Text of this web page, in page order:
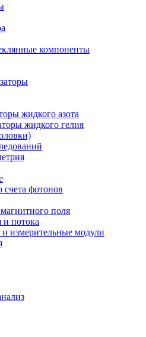
компоненты
жидкого азота
жидкого гелия
фотонов
поля
и потока
измерительные модули